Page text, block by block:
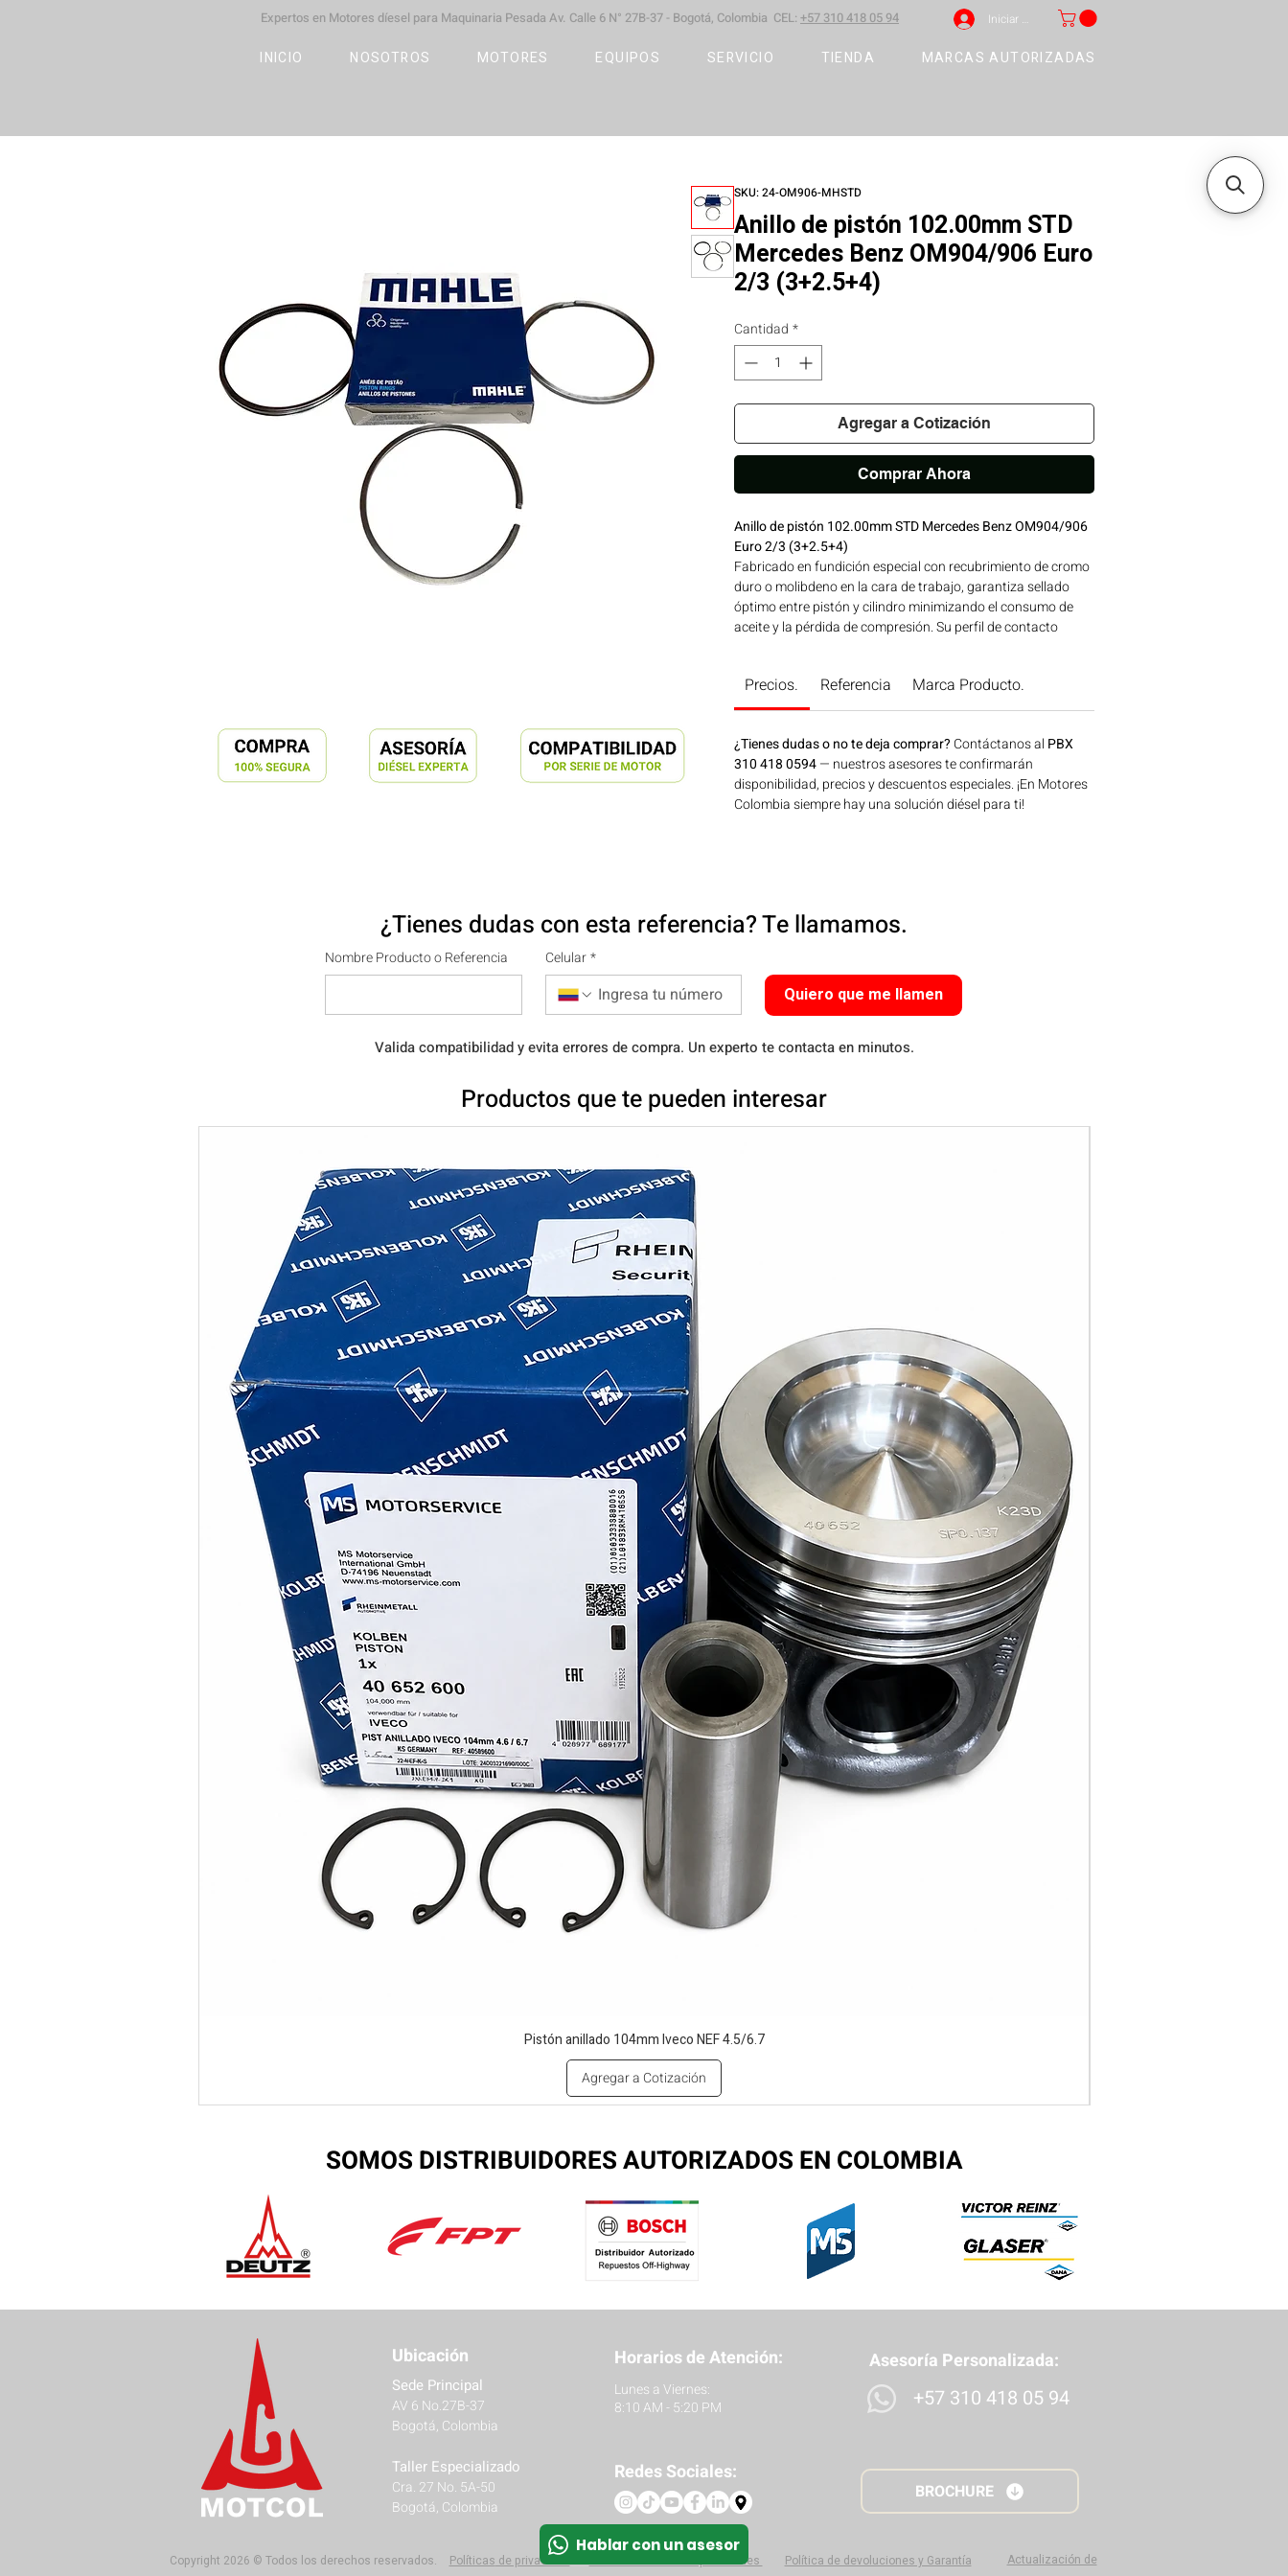
Expertos en Motores díesel para Maquinaria Pesada Av. Calle 6 N° 27B-37 - Bogotá, Colombia CEL: +57 310 418 05 94 Iniciar sesión
INICIO NOSOTROS MOTORES EQUIPOS SERVICIO TIENDA MARCAS AUTORIZADAS
SKU: 24-OM906-MHSTD
Anillo de pistón 102.00mm STD
Mercedes Benz OM904/906 Euro
2/3 (3+2.5+4)
Cantidad *
Agregar a Cotización
Comprar Ahora
Anillo de pistón 102.00mm STD Mercedes Benz OM904/906
Euro 2/3 (3+2.5+4)
Fabricado en fundición especial con recubrimiento de cromo
duro o molibdeno en la cara de trabajo, garantiza sellado
óptimo entre pistón y cilindro minimizando el consumo de
aceite y la pérdida de compresión. Su perfil de contacto
uso en motores MERCEDES BENZ. Compatibilidad: SERIES
900 | Línea: MERCEDES BENZ Ideal para aplicaciones en
energía disponible en Bogotá, Colombia. Consíguelo ahora
en Motores Colombia.
Precios. Referencia Marca Producto.
¿Tienes dudas o no te deja comprar? Contáctanos al PBX
310 418 0594— nuestros asesores te confirmarán
disponibilidad, precios y descuentos especiales. ¡En Motores
Colombia siempre hay una solución diésel para ti!
¿Tienes dudas con esta referencia? Te llamamos.
Nombre Producto o Referencia Celular *
Quiero que me llamen
Valida compatibilidad y evita errores de compra. Un experto te contacta en minutos.
Productos que te pueden interesar
Pistón anillado 104mm Iveco NEF 4.5/6.7
Agregar a Cotización
Hablar con un asesor
SOMOS DISTRIBUIDORES AUTORIZADOS EN COLOMBIA
Ubicación
Sede Principal
AV 6 No.27B-37
Bogotá, Colombia
Taller Especializado
Cra. 27 No. 5A-50
Bogotá, Colombia
Horarios de Atención:
Lunes a Viernes:
8:10 AM - 5:20 PM
Asesoría Personalizada:
+57 310 418 05 94
Redes Sociales:
BROCHURE
Políticas de privacidad Protección de datos personales Política de devoluciones y Garantía
Copyright 2026 © Todos los derechos reservados.
Actualización de